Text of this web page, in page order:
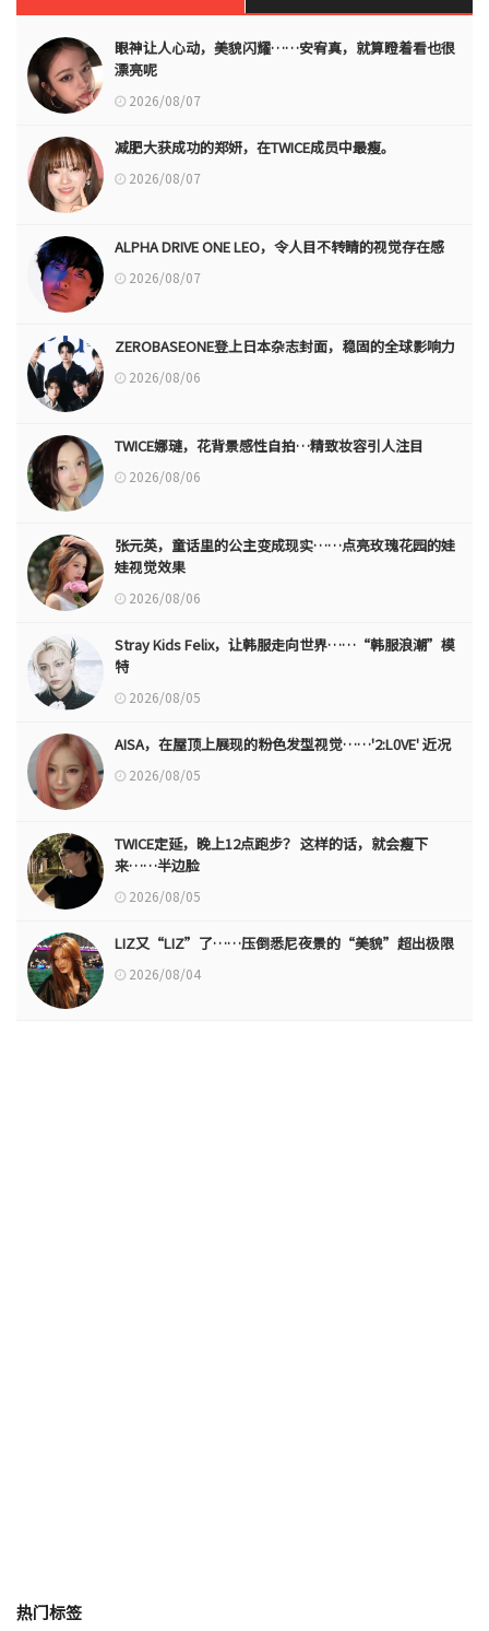
眼神让人心动，美貌闪耀……安宥真，就算瞪着看也很
漂亮呢
2026/08/07
减肥大获成功的郑妍，在TWICE成员中最瘦。
2026/08/07
ALPHA DRIVE ONE LEO，令人目不转睛的视觉存在感
2026/08/07
ZEROBASEONE登上日本杂志封面，稳固的全球影响力
2026/08/06
TWICE娜璉，花背景感性自拍…精致妆容引人注目
2026/08/06
张元英，童话里的公主变成现实……点亮玫瑰花园的娃
娃视觉效果
2026/08/06
Stray Kids Felix，让韩服走向世界……“韩服浪潮”模
特
2026/08/05
AISA，在屋顶上展现的粉色发型视觉……'2:L0VE' 近况
2026/08/05
TWICE定延，晚上12点跑步？ 这样的话，就会瘦下
来……半边脸
2026/08/05
LIZ又“LIZ”了……压倒悉尼夜景的“美貌”超出极限
2026/08/04
热门标签